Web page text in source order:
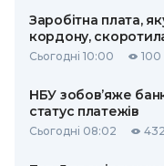
Заробітна плата,
кордону,
Сьогодні 10:00 100
НБУ зобов’яже
статус платежів
Сьогодні 08:02 432